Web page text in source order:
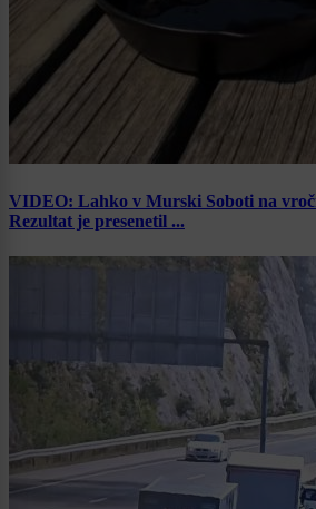
VIDEO: Lahko v Murski Soboti na
Rezultat je presenetil ...